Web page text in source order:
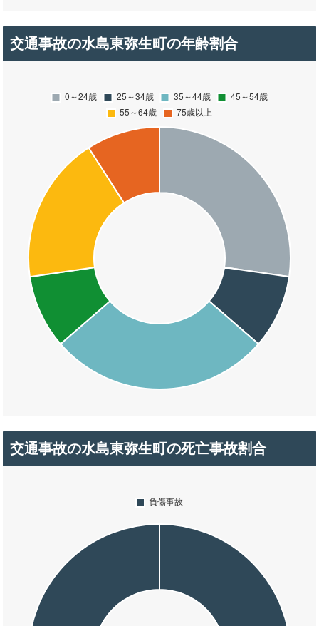
交通事故の水島東弥生町の年齢割合
交通事故の水島東弥生町の死亡事故割合